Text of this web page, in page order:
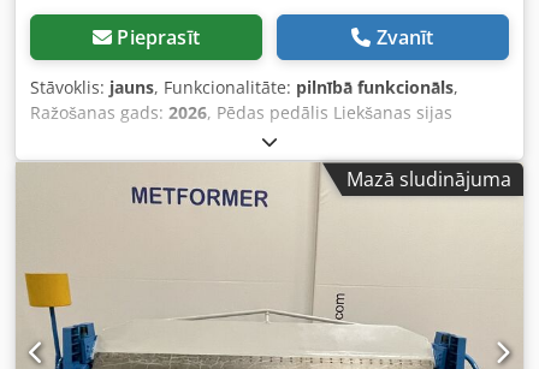
Pieprasīt Zvanīt
Stāvoklis: jauns, Funkcionalitāte: pilnībā funkcionāls,
Ražošanas gads: 2026, Pēdas pedālis Liekšanas sijas
biezums – 15 mm Rullveida šķēres (pieejamas kā
papildaprīkojums) Liekšanas jauda – 1,0 mm Darba
platums – 2050 mm Svars – 400 kg Dkodpfx Absy Dr Etsver
Piederumi – rullveida šķēres (līdz 1,0 mm)
Mazā sludinājuma